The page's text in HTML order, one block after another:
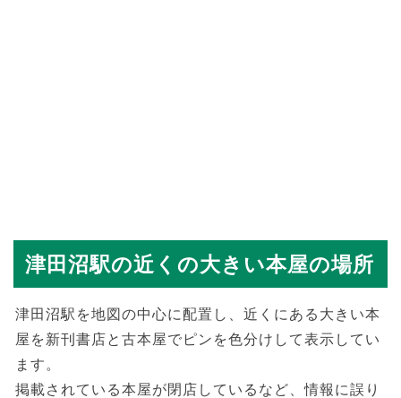
津田沼駅の近くの大きい本屋の場所
津田沼駅を地図の中心に配置し、近くにある大きい本
屋を新刊書店と古本屋でピンを色分けして表示してい
ます。
掲載されている本屋が閉店しているなど、情報に誤り